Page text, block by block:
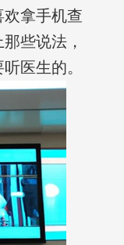
拿手机查
些说法，
医生的。